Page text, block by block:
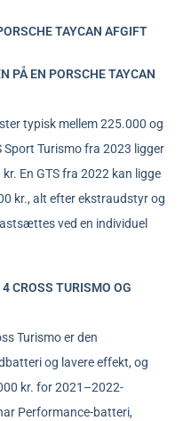
TAYCAN AFGIFT
PÅ EN PORSCHE TAYCAN
typisk mellem 225.000 og
Turismo fra 2023 ligger
En GTS fra 2022 kan ligge
kr., alt efter ekstraudstyr og
ved en individuel
CROSS TURISMO OG
Turismo er den
og lavere effekt, og
kr. for 2021–2022-
Performance-batteri,